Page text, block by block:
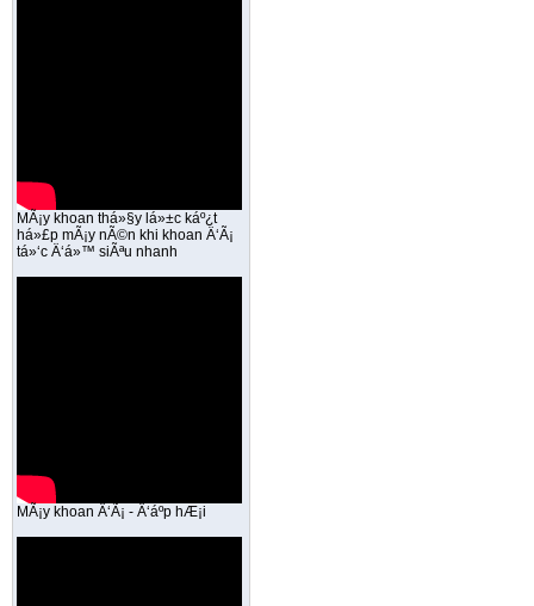
MÃ¡y khoan thá»§y lá»±c káº¿t
há»£p mÃ¡y nÃ©n khi khoan Ä‘Ã¡
tá»‘c Ä‘á»™ siÃªu nhanh
MÃ¡y khoan Ä‘Ã¡ - Ä‘áº­p hÆ¡i